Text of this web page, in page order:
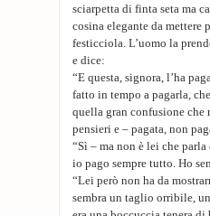
sciarpetta di finta seta ma
cosina elegante da mettere
festicciola. L’uomo la
e dice:
“E questa, signora, l’ha
fatto in tempo a pagarla,
quella gran confusione che
pensieri e – pagata, non
“Sì – ma non è lei che
io pago sempre tutto. Ho
“Lei però non ha da
sembra un taglio orribile,